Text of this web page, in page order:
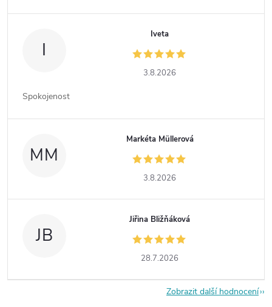
I
Iveta
3.8.2026
Spokojenost
MM
Markéta Müllerová
3.8.2026
JB
Jiřina Bližňáková
28.7.2026
Zobrazit další hodnocení